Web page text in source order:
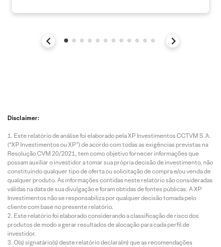
Disclaimer:
Este relatório de análise foi elaborado pela XP Investimentos CCTVM S.A.
(“XP Investimentos ou XP”) de acordo com todas as exigências previstas na
Resolução CVM 20/2021, tem como objetivo fornecer informações que
possam auxiliar o investidor a tomar sua própria decisão de investimento, não
constituindo qualquer tipo de oferta ou solicitação de compra e/ou venda de
qualquer produto. As informações contidas neste relatório são consideradas
válidas na data de sua divulgação e foram obtidas de fontes públicas. A XP
Investimentos não se responsabiliza por qualquer decisão tomada pelo
cliente com base no presente relatório.
Este relatório foi elaborado considerando a classificação de risco dos
produtos de modo a gerar resultados de alocação para cada perfil de
investidor.
O(s) signatário(s) deste relatório declara(m) que as recomendações